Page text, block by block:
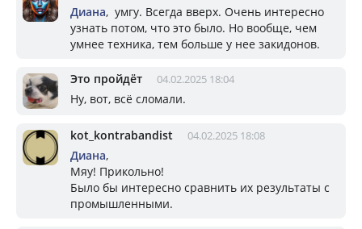
Диана, умгу. Всегда вверх. Очень интересно
узнать потом, что это было. Но вообще, чем
умнее техника, тем больше у нее закидонов.
Это пройдёт 04.02.2025 18:04
Ну, вот, всё сломали.
kot_kontrabandist 04.02.2025 18:08
Диана,
Мяу! Прикольно!
Было бы интересно сравнить их результаты с
промышленными.